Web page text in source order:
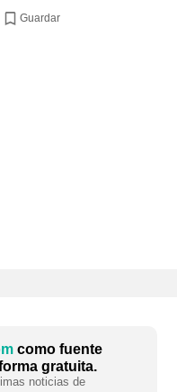
Guardar
como fuente
gratuita.
noticias de